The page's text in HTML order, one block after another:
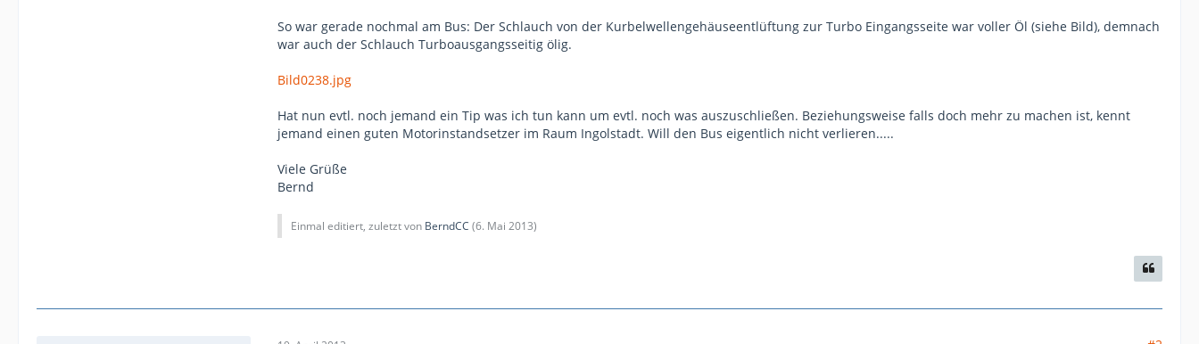
So war gerade nochmal am Bus: Der Schlauch von der Kurbelwellengehäuseentlüftung zur Turbo Eingangsseite war voller Öl (siehe Bild), demnach
war auch der Schlauch Turboausgangsseitig ölig.
Bild0238.jpg
Hat nun evtl. noch jemand ein Tip was ich tun kann um evtl. noch was auszuschließen. Beziehungsweise falls doch mehr zu machen ist, kennt
jemand einen guten Motorinstandsetzer im Raum Ingolstadt. Will den Bus eigentlich nicht verlieren.....
Viele Grüße
Bernd
Einmal editiert, zuletzt von BerndCC (6. Mai 2013)